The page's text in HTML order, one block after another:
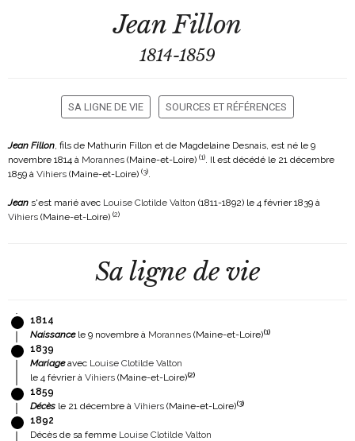
JeanFillon
1814-1859
SA LIGNE DE VIE SOURCES ET RÉFÉRENCES
Jean Fillon, fils de Mathurin Fillon et de Magdelaine Desnais, est né le 9
novembre 1814 à Morannes (Maine-et-Loire) (1). Il est décédé le 21 décembre
1859 à Vihiers (Maine-et-Loire) (3).
Jean s'est marié avec Louise Clotilde Valton (1811-1892) le 4 février 1839 à
Vihiers (Maine-et-Loire) (2)
Sa ligne de vie
1814
Naissancele 9 novembre à Morannes (Maine-et-Loire)(1)
1839
Mariageavec Louise Clotilde Valton
le 4 février à Vihiers (Maine-et-Loire)(2)
1859
Décès le 21 décembre à Vihiers (Maine-et-Loire)(3)
1892
Décès de sa femme Louise Clotilde Valton